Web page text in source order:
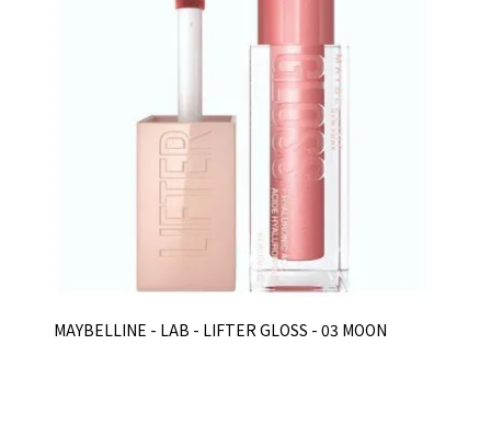
MAYBELLINE - LAB - LIFTER GLOSS - 03 MOON